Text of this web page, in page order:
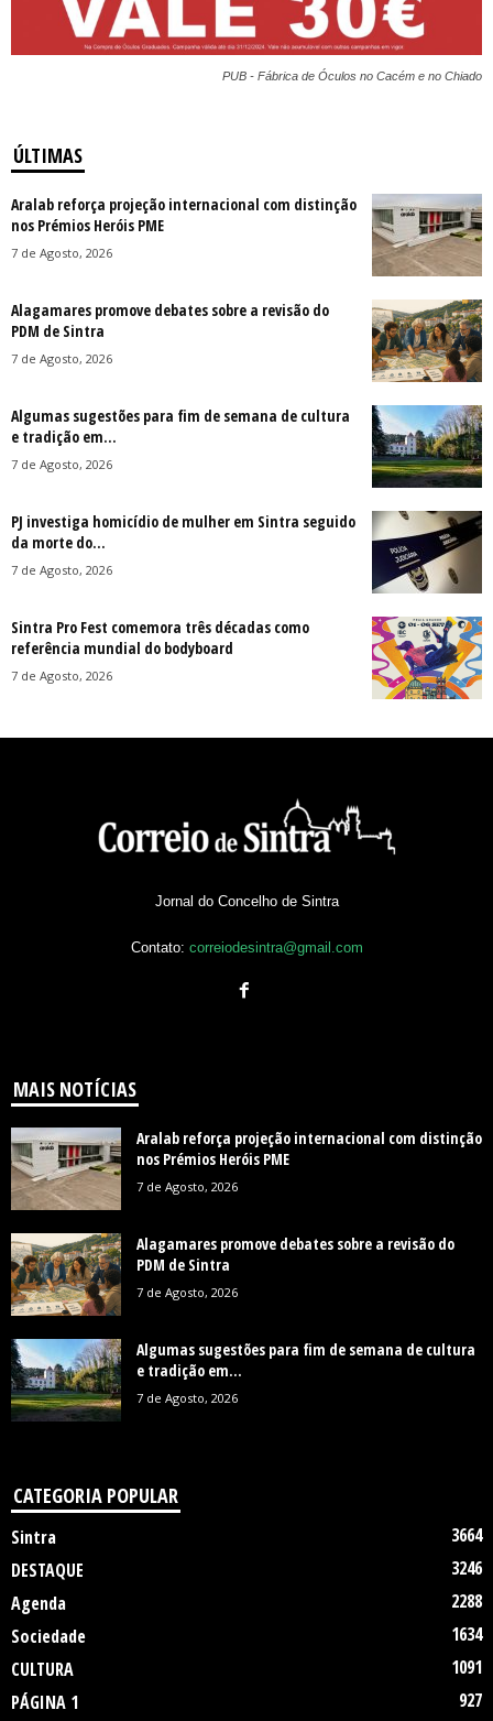
PUB - Fábrica de Óculos no Cacém e no Chiado
ÚLTIMAS
Aralab reforça projeção internacional com distinção
nos Prémios Heróis PME
7 de Agosto, 2026
Alagamares promove debates sobre a revisão do
PDM de Sintra
7 de Agosto, 2026
Algumas sugestões para fim de semana de cultura
e tradição em...
7 de Agosto, 2026
PJ investiga homicídio de mulher em Sintra seguido
da morte do...
7 de Agosto, 2026
Sintra Pro Fest comemora três décadas como
referência mundial do bodyboard
7 de Agosto, 2026
Jornal do Concelho de Sintra
Contato: correiodesintra@gmail.com
MAIS NOTÍCIAS
Aralab reforça projeção internacional com distinção
nos Prémios Heróis PME
7 de Agosto, 2026
Alagamares promove debates sobre a revisão do
PDM de Sintra
7 de Agosto, 2026
Algumas sugestões para fim de semana de cultura
e tradição em...
7 de Agosto, 2026
CATEGORIA POPULAR
Sintra
3664
DESTAQUE
3246
Agenda
2288
Sociedade
1634
CULTURA
1091
PÁGINA 1
927